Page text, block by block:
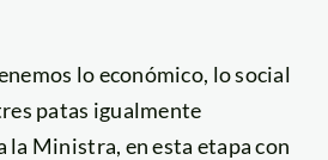
lo económico, lo social
patas igualmente
la Ministra, en esta etapa con